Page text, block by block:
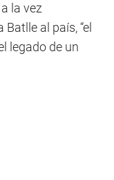
la vez
al país, “el
legado de un